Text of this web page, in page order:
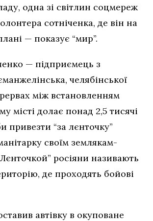
одна зі світлин соцмереж
сотніченка, де він на
— показує “мир”.
— підприємець з
челябінської
між встановленням
місті долає понад 2,5 тисячі
привезти “за лєнточку”
своїм землякам-
росіяни називають
де проходять бойові
автівку в окуповане